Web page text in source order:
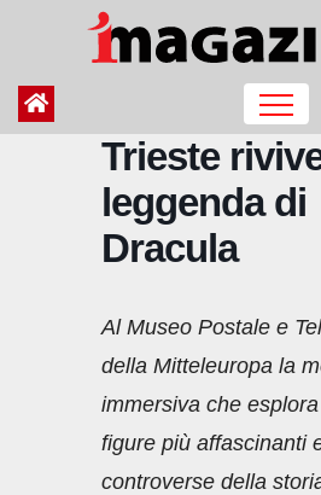
contenuto
Trieste
leggenda di
Dracula
Al Museo Postale e
della Mitteleuropa la
immersiva che
figure più affascinanti
controverse della